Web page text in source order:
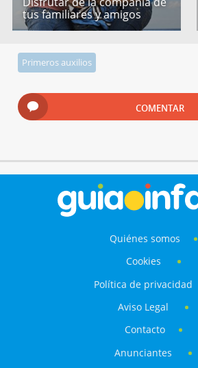
tus familiares y amigos
Primeros auxilios
COMENTAR
Quiénes somos
Cookies
Política de privacidad
Aviso Legal
Contacto
Anunciantes